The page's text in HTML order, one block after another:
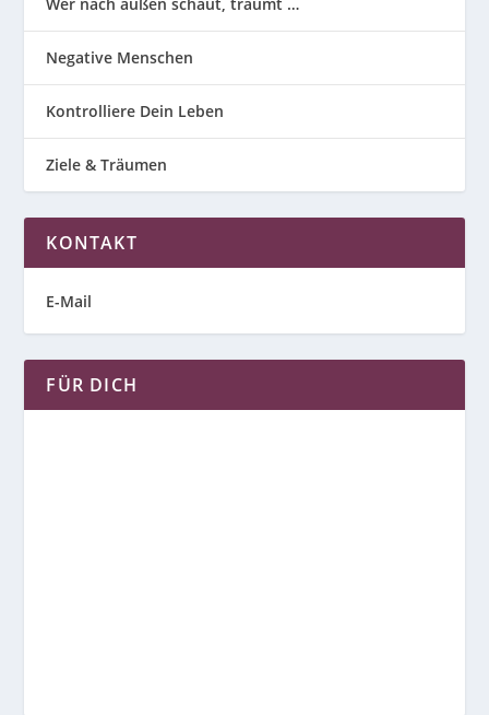
Negative Menschen
Kontrolliere Dein Leben
Ziele & Träumen
KONTAKT
E-Mail
FÜR DICH